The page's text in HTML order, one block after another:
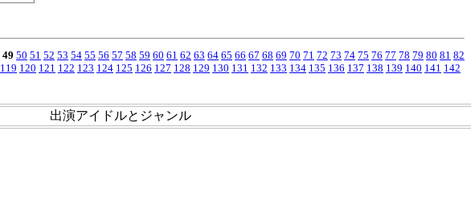
49 50 51 52 53 54 55 56 57 58 59 60 61 62 63 64 65 66 67 68 69 70 71 72 73 74 75 76 77 78 79 80 81 82
119 120 121 122 123 124 125 126 127 128 129 130 131 132 133 134 135 136 137 138 139 140 141 142
出演アイドルとジャンル